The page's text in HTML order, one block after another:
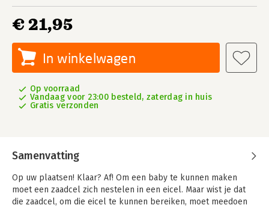
€ 21,95
In winkelwagen
Op voorraad
Vandaag voor 23:00 besteld, zaterdag in huis
Gratis verzonden
Samenvatting
Op uw plaatsen! Klaar? Af! Om een baby te kunnen maken
moet een zaadcel zich nestelen in een eicel. Maar wist je dat
die zaadcel, om die eicel te kunnen bereiken, moet meedoen